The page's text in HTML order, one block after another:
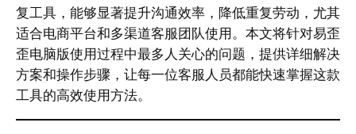
复工具，能够显著提升沟通效率，降低重复劳动，尤其
适合电商平台和多渠道客服团队使用。本文将针对易歪
歪电脑版使用过程中最多人关心的问题，提供详细解决
方案和操作步骤，让每一位客服人员都能快速掌握这款
工具的高效使用方法。